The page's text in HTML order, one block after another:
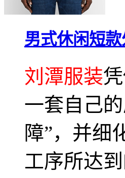
男式休闲短
刘潭服装
一套自己
障”，并细
工序所达